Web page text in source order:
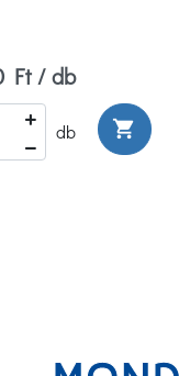
Ft / db
db shopping_cart